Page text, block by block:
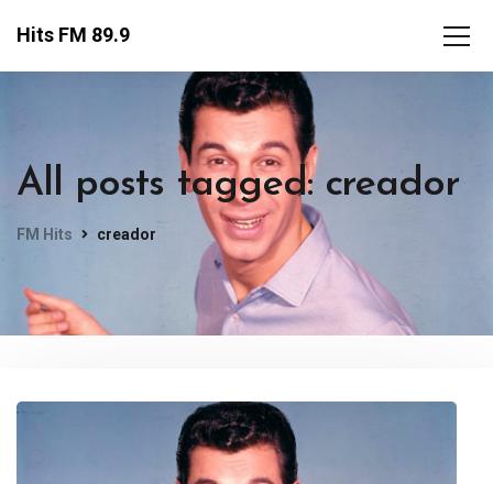
Hits FM 89.9
All posts tagged: creador
FM Hits creador